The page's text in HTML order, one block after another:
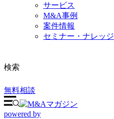
サービス
M&A事例
案件情報
セミナー・ナレッジ
検索
無料相談
powered by